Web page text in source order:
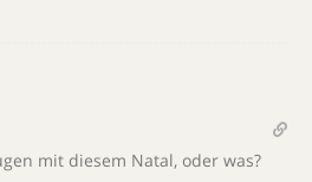
mit diesem Natal, oder was?